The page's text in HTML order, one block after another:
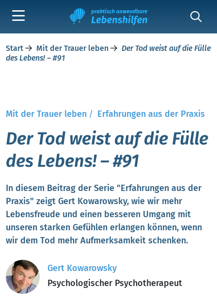
Start Mit der Trauer leben
Der Tod weist auf die Fülle
des Lebens! – #91
Mit der Trauer leben / Erfahrungen aus der Praxis
Der Tod weist auf die Fülle
des Lebens! – #91
In diesem Beitrag der Serie "Erfahrungen aus der
Praxis" zeigt Gert Kowarowsky, wie wir mehr
Lebensfreude und einen besseren Umgang mit
unseren starken Gefühlen erlangen können, wenn
wir dem Tod mehr Aufmerksamkeit schenken.
Gert Kowarowsky
Psychologischer Psychotherapeut